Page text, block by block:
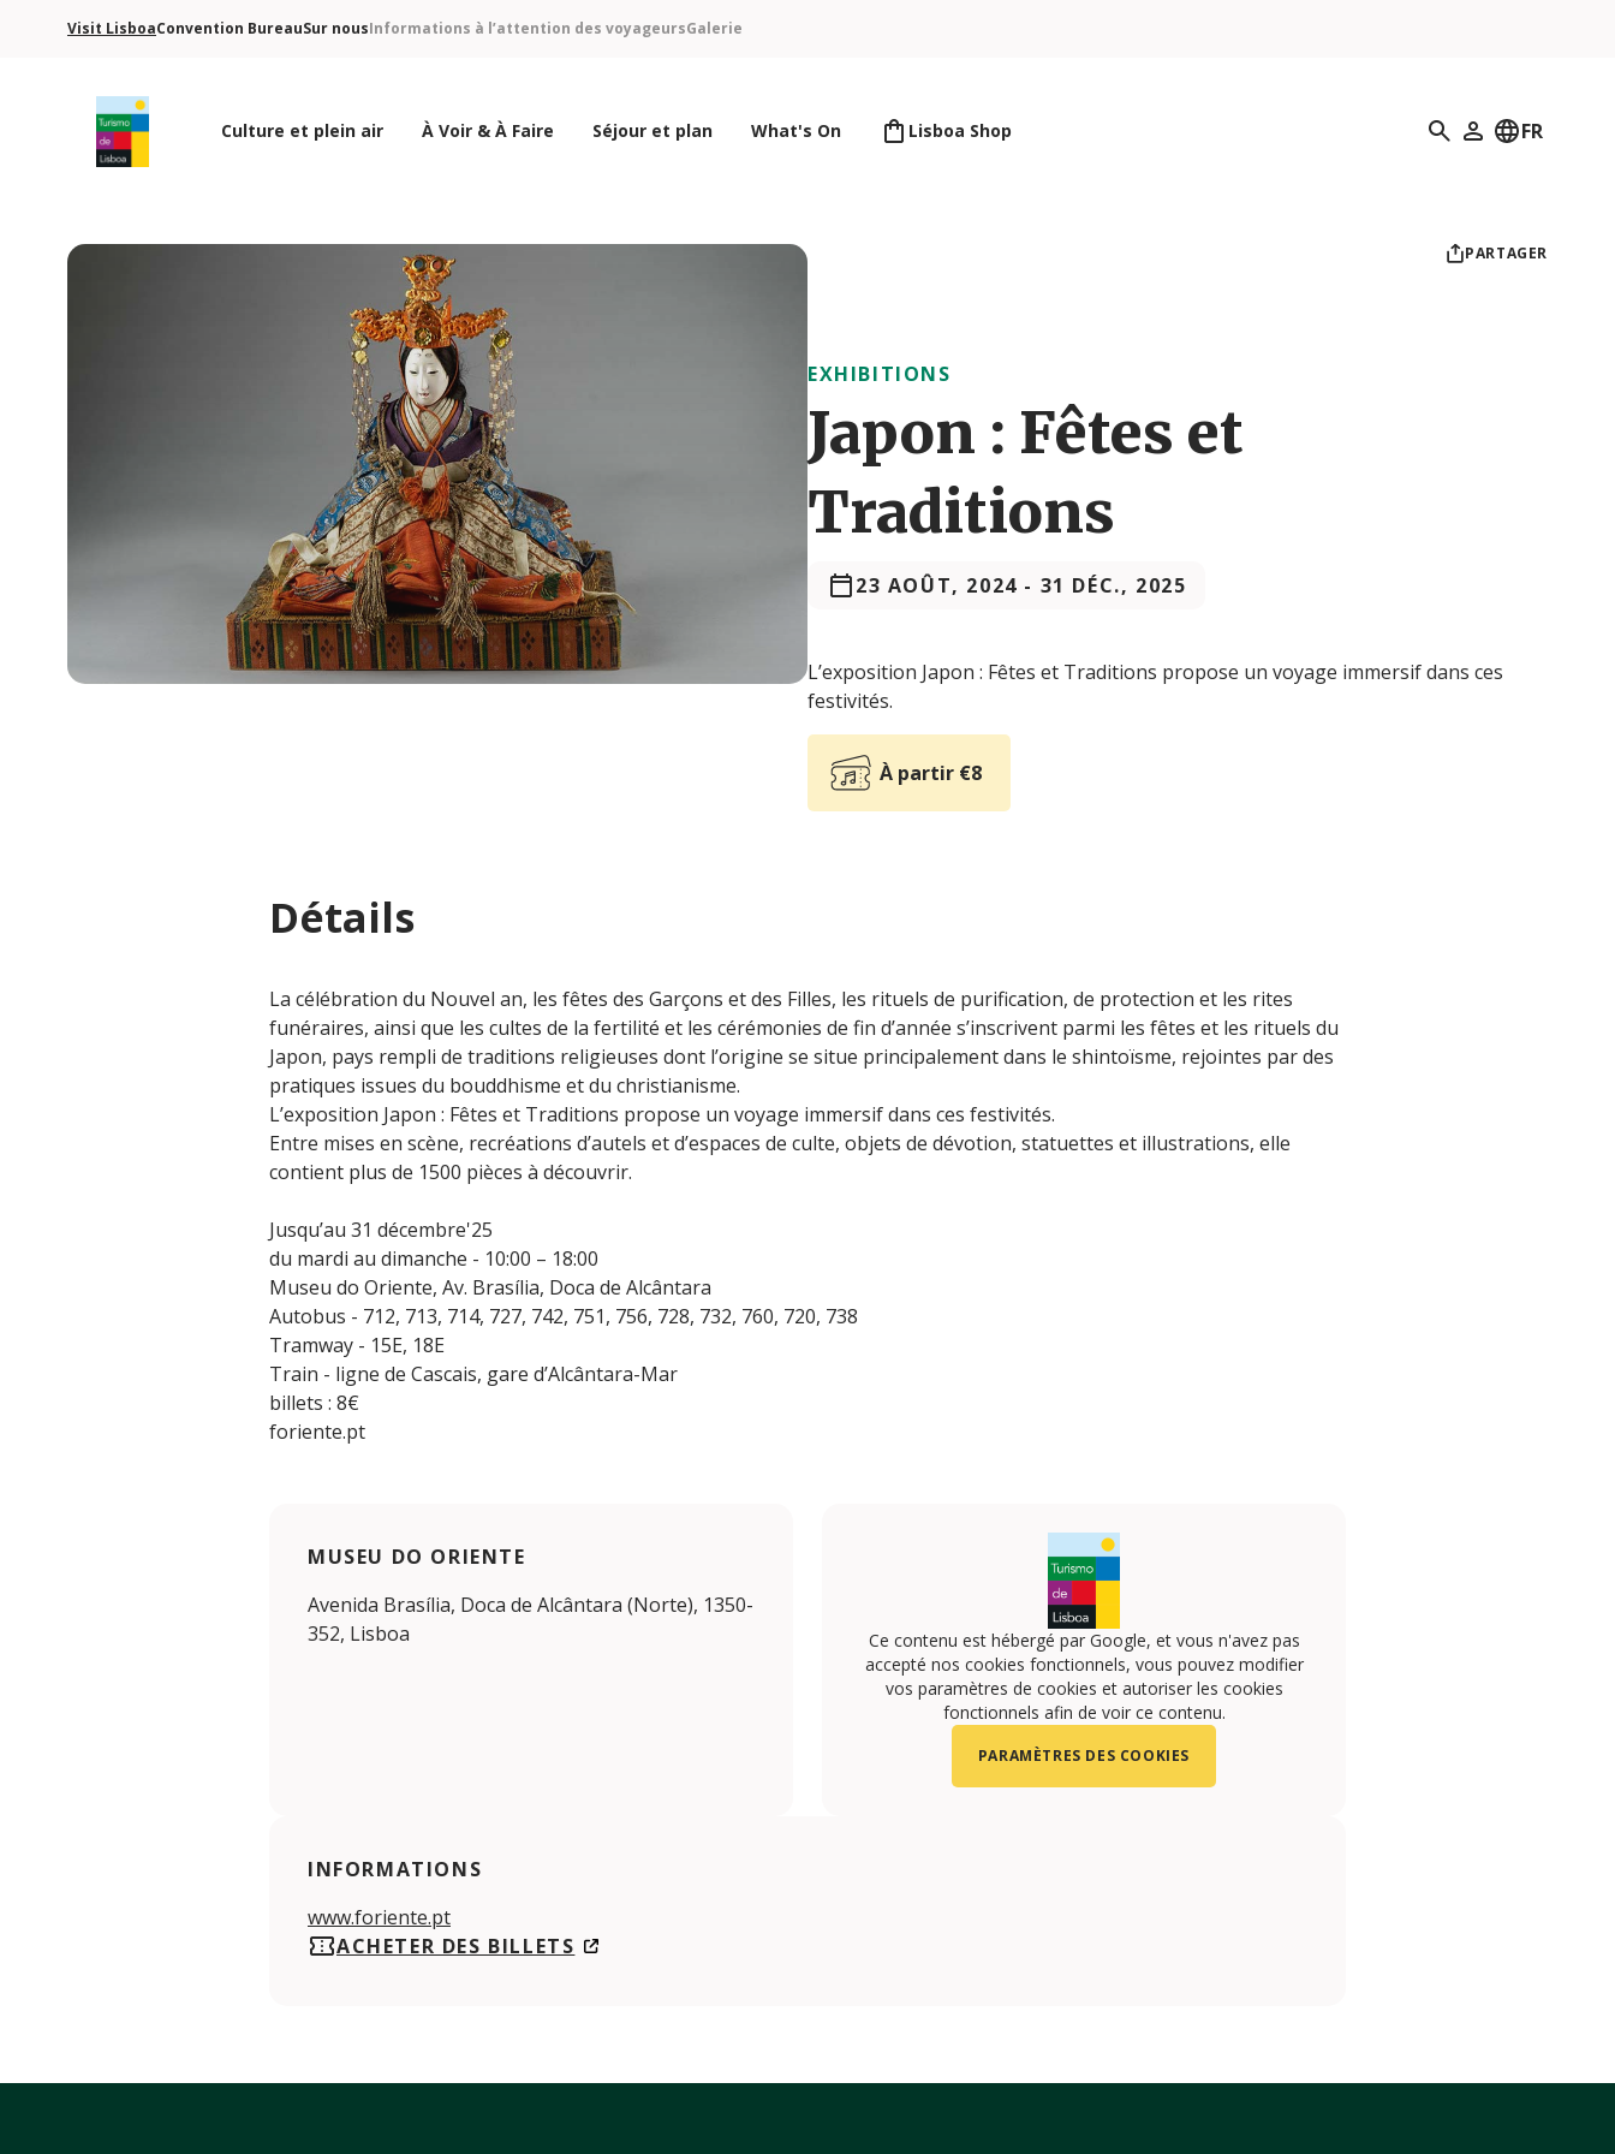
Visit LisboaConvention BureauSur nousInformations à l’attention des voyageursGalerie
Culture et plein air À Voir & À Faire Séjour et plan What's On Lisboa Shop Recherche
Mon profil
FR
PARTAGER
EXHIBITIONS
Japon : Fêtes et
Traditions
23 AOÛT, 2024 - 31 DÉC., 2025
L’exposition Japon : Fêtes et Traditions propose un voyage immersif dans ces
festivités.
À partir €8
Détails
La célébration du Nouvel an, les fêtes des Garçons et des Filles, les rituels de purification, de protection et les rites
funéraires, ainsi que les cultes de la fertilité et les cérémonies de fin d’année s’inscrivent parmi les fêtes et les rituels du
Japon, pays rempli de traditions religieuses dont l’origine se situe principalement dans le shintoïsme, rejointes par des
pratiques issues du bouddhisme et du christianisme.
L’exposition Japon : Fêtes et Traditions propose un voyage immersif dans ces festivités.
Entre mises en scène, recréations d’autels et d’espaces de culte, objets de dévotion, statuettes et illustrations, elle
contient plus de 1500 pièces à découvrir.
Jusqu’au 31 décembre'25
du mardi au dimanche - 10:00 – 18:00
Museu do Oriente, Av. Brasília, Doca de Alcântara
Autobus - 712, 713, 714, 727, 742, 751, 756, 728, 732, 760, 720, 738
Tramway - 15E, 18E
Train - ligne de Cascais, gare d’Alcântara-Mar
billets : 8€
foriente.pt
MUSEU DO ORIENTE
Avenida Brasília, Doca de Alcântara (Norte), 1350-
352, Lisboa
Ce contenu est hébergé par Google, et vous n'avez pas
accepté nos cookies fonctionnels, vous pouvez modifier
vos paramètres de cookies et autoriser les cookies
fonctionnels afin de voir ce contenu.
PARAMÈTRES DES COOKIES
INFORMATIONS
www.foriente.pt
ACHETER DES BILLETS